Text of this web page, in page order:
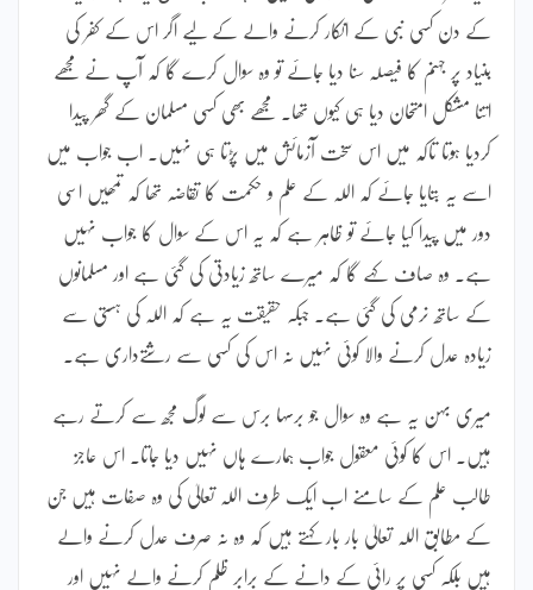
کے دن کسی نبی کے انکار کرنے والے کے لیے اگر اس کے کفر کی
بنیاد پر جہنم کا فیصلہ سنا دیا جائے تو وہ سوال کرے گا کہ آپ نے مجھے
اتنا مشکل امتحان دیا ہی کیوں تھا۔ مجھے بھی کسی مسلمان کے گھر پیدا
کردیا ہوتا تاکہ میں اس سخت آزمائش میں پڑتا ہی نہیں۔ اب جواب میں
اسے یہ بتایا جائے کہ اللہ کے علم و حکمت کا تقاضہ تھا کہ تمھیں اسی
دور میں پیدا کیا جائے تو ظاہر ہے کہ یہ اس کے سوال کا جواب نہیں
ہے۔ وہ صاف کہے گا کہ میرے ساتھ زیادتی کی گئی ہے اور مسلمانوں
کے ساتھ نرمی کی گئی ہے۔ جبکہ حقیقت یہ ہے کہ اللہ کی ہستی سے
زیادہ عدل کرنے والا کوئی نہیں نہ اس کی کسی سے رشتےداری ہے۔
میری بہن یہ ہے وہ سوال جو برسہا برس سے لوگ مجھ سے کرتے رہے
ہیں۔ اس کا کوئی معقول جواب ہمارے ہاں نہیں دیا جاتا۔ اس عاجز
طالب علم کے سامنے اب ایک طرف اللہ تعالیٰ کی وہ صفات ہیں جن
کے مطابق اللہ تعالیٰ بار بار کہتے ہیں کہ وہ نہ صرف عدل کرنے والے
ہیں بلکہ کسی پر رائی کے دانے کے برابر ظلم کرنے والے نہیں اور